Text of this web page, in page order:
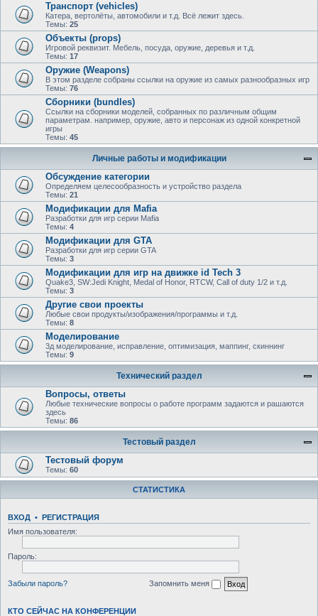
Транспорт (vehicles)
Катера, вертолёты, автомобили и т.д. Всё лежит здесь.
Темы: 25
Объекты (props)
Игровой реквизит. Мебель, посуда, оружие, деревья и т.д.
Темы: 17
Оружие (Weapons)
В этом разделе собраны ссылки на оружие из самых разнообразных игр
Темы: 76
Сборники (bundles)
Ссылки на сборники моделей, собранных по различным общим
параметрам. например, оружие, авто и персонаж из одной конкретной
игры
Темы: 45
Личные работы и модификации
Обсуждение категории
Определяем целесообразность и устройство раздела
Темы: 21
Модификации для Mafia
Разработки для игр серии Mafia
Темы: 4
Модификации для GTA
Разработки для игр серии GTA
Темы: 3
Модификации для игр на движке id Tech 3
Quake3, SW:Jedi Knight, Medal of Honor, RTCW, Call of duty 1/2 и т.д.
Темы: 3
Другие свои проекты
Любые свои продукты/изображения/программы и т.д.
Темы: 8
Моделирование
3д моделирование, исправление, оптимизация, маппинг, скиннинг
Темы: 9
Технический раздел
Вопросы, ответы
Любыe технические вопросы о работе программ задаются и рашаются
здесь
Темы: 86
Тестовый раздел
Тестовый форум
Темы: 60
СТАТИСТИКА
ВХОД • РЕГИСТРАЦИЯ
Имя пользователя:
Пароль:
Забыли пароль? Запомнить меня
КТО СЕЙЧАС НА КОНФЕРЕНЦИИ